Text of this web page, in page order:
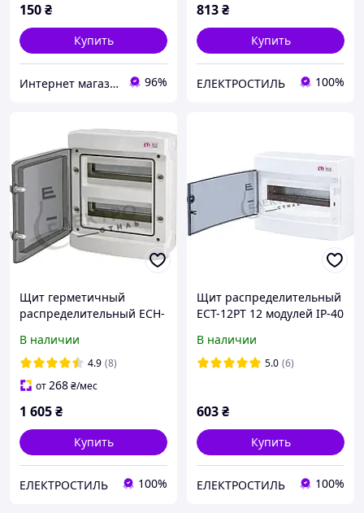
150₴
Купить
Интернет магазин GSM-V 96%
813₴
Купить
ЕЛЕКТРОСТИЛЬ 100%
Щит герметичный
распределительный ECH-
(1101063), наружная
установка, прозрачный.
В наличии
4.9 (8)
от268₴/мес
1 605₴
Купить
ЕЛЕКТРОСТИЛЬ 100%
Щит распределительный
ECT-12PT 12 модулей IP-40
установка, прозрачный.
В наличии
5.0 (6)
603₴
Купить
ЕЛЕКТРОСТИЛЬ 100%